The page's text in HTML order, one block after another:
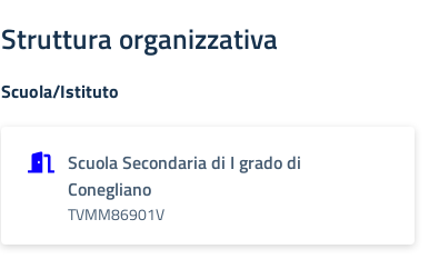
Struttura organizzativa
Scuola/Istituto
Scuola Secondaria di I grado di
Conegliano
TVMM86901V